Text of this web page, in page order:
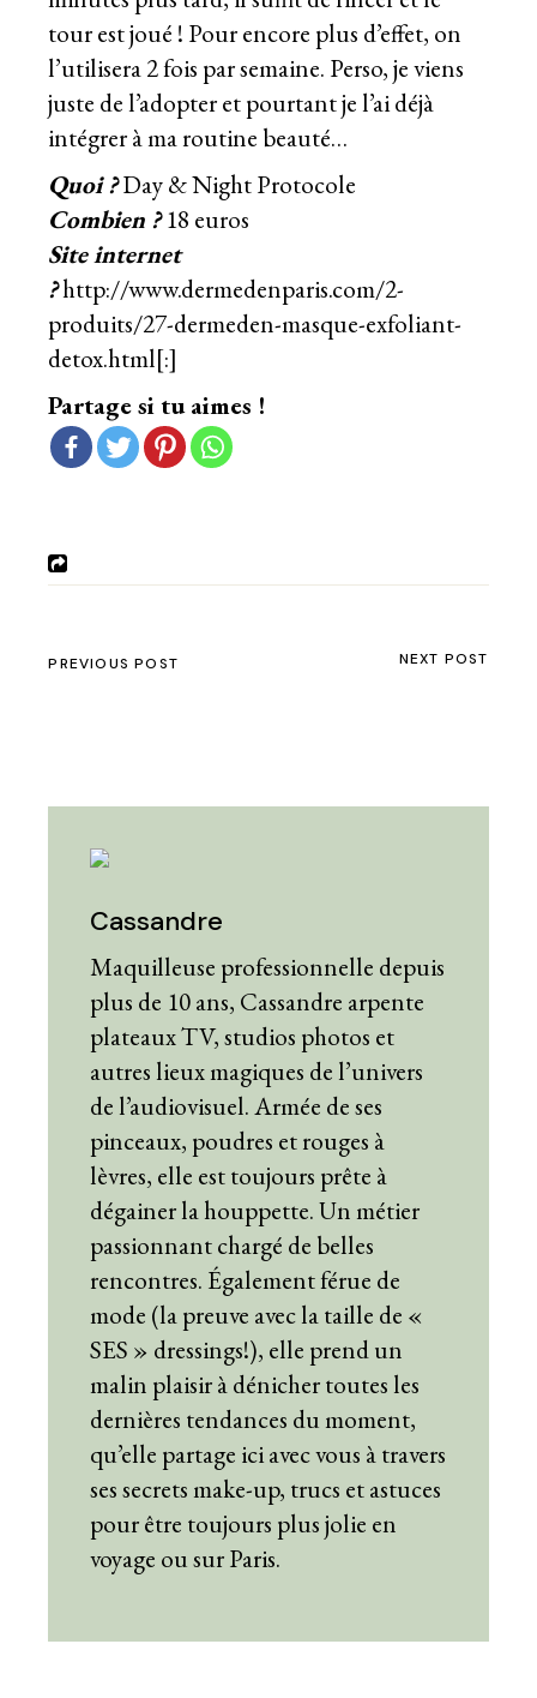
tour est joué ! Pour encore plus d’effet, on
l’utilisera 2 fois par semaine. Perso, je viens
juste de l’adopter et pourtant je l’ai déjà
intégrer à ma routine beauté…
Quoi ?Day & Night Protocole
Combien ? 18 euros
Site internet
?http://www.dermedenparis.com/2-
produits/27-dermeden-masque-exfoliant-
detox.html[:]
Partage si tu aimes !
PREVIOUS POST NEXT POST
Cassandre
Maquilleuse professionnelle depuis
plus de 10 ans, Cassandre arpente
plateaux TV, studios photos et
autres lieux magiques de l’univers
de l’audiovisuel. Armée de ses
pinceaux, poudres et rouges à
lèvres, elle est toujours prête à
dégainer la houppette. Un métier
passionnant chargé de belles
rencontres. Également férue de
mode (la preuve avec la taille de «
SES » dressings!), elle prend un
malin plaisir à dénicher toutes les
dernières tendances du moment,
qu’elle partage ici avec vous à travers
ses secrets make-up, trucs et astuces
pour être toujours plus jolie en
voyage ou sur Paris.